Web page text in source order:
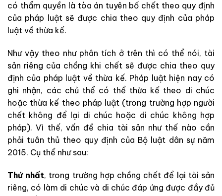
có thẩm quyền là tòa án tuyên bố chết theo quy định
của pháp luật sẽ được chia theo quy định của pháp
luật về thừa kế.
Như vậy theo như phân tích ở trên thì có thể nói, tài
sản riêng của chồng khi chết sẽ được chia theo quy
định của pháp luật về thừa kế. Pháp luật hiện nay có
ghi nhận, các chủ thể có thể thừa kế theo di chúc
hoặc thừa kế theo pháp luật (trong trường hợp người
chết không để lại di chúc hoặc di chúc không hợp
pháp). Vì thế, vấn đề chia tài sản như thế nào cần
phải tuân thủ theo quy định của Bộ luật dân sự năm
2015. Cụ thể như sau:
Thứ nhất, trong trường hợp chồng chết để lại tài sản
riêng, có làm di chúc và di chúc đáp ứng được đầy đủ